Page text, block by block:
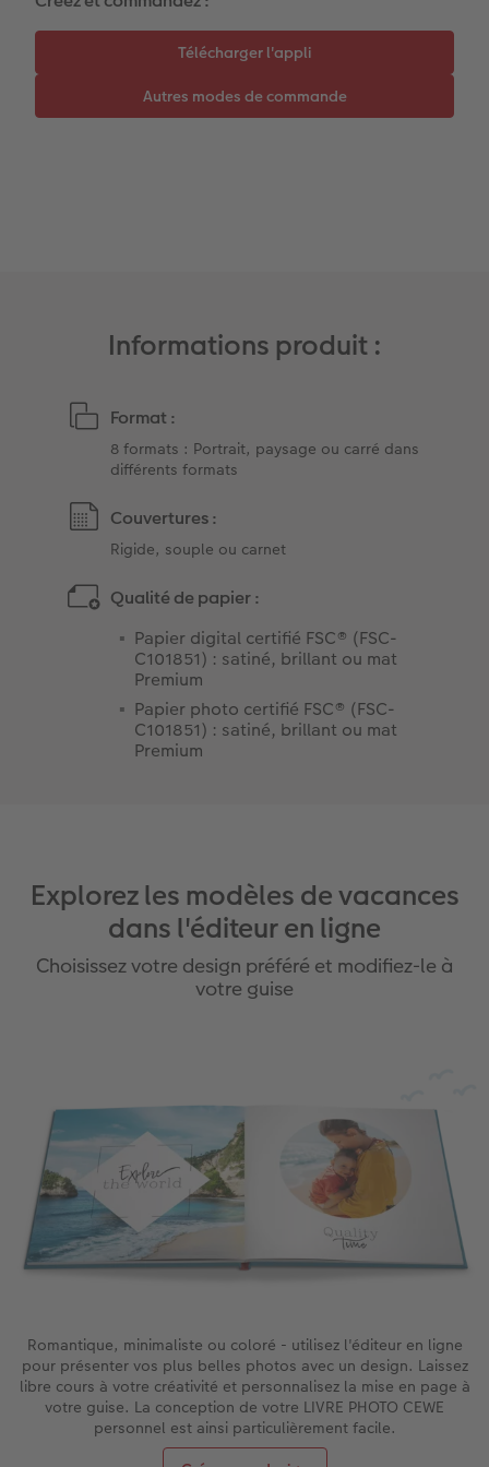
Accessoires
Art Collection
Accessoires
Magazine CEWE
Tipa Awards
Informations produit :
Format :
8 formats : Portrait, paysage ou carré dans
différents formats
Couvertures :
Rigide, souple ou carnet
Qualité de papier :
Papier digital certifié FSC® (FSC-
C101851) : satiné, brillant ou mat
Premium
Papier photo certifié FSC® (FSC-
C101851) : satiné, brillant ou mat
Premium
Explorez les modèles de vacances
dans l'éditeur en ligne
Choisissez votre design préféré et modifiez-le à
votre guise
Romantique, minimaliste ou coloré - utilisez l'éditeur en ligne
pour présenter vos plus belles photos avec un design. Laissez
libre cours à votre créativité et personnalisez la mise en page à
votre guise. La conception de votre LIVRE PHOTO CEWE
personnel est ainsi particulièrement facile.